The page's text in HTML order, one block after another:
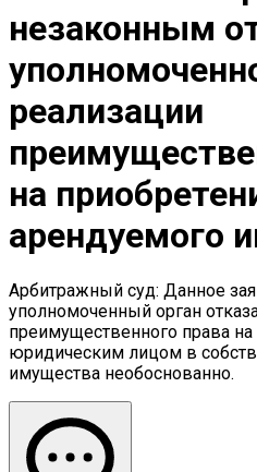
незаконным
реализации
на
арендуемого
Арбитражный суд: Данное
уполномоченный орган
преимущественного права на
юридическим лицом в
имущества необоснованно.